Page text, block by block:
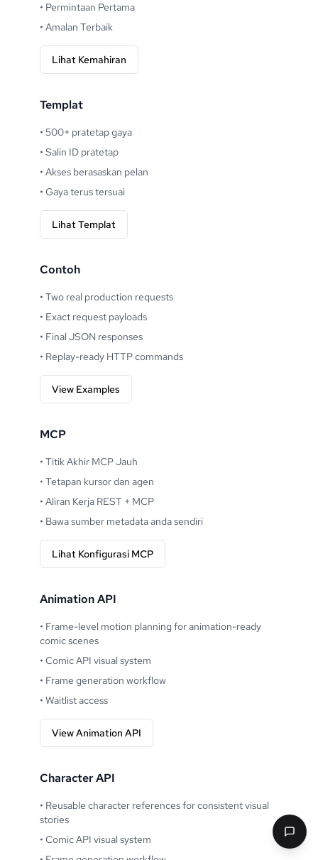
• Permintaan Pertama
• Amalan Terbaik
Lihat Kemahiran
Templat
• 500+ pratetap gaya
• Salin ID pratetap
• Akses berasaskan pelan
• Gaya terus tersuai
Lihat Templat
Contoh
• Two real production requests
• Exact request payloads
• Final JSON responses
• Replay-ready HTTP commands
View Examples
MCP
• Titik Akhir MCP Jauh
• Tetapan kursor dan agen
• Aliran Kerja REST + MCP
• Bawa sumber metadata anda sendiri
Lihat Konfigurasi MCP
Animation API
• Frame-level motion planning for animation-ready
comic scenes
• Comic API visual system
• Frame generation workflow
• Waitlist access
View Animation API
Character API
• Reusable character references for consistent visual
stories
• Comic API visual system